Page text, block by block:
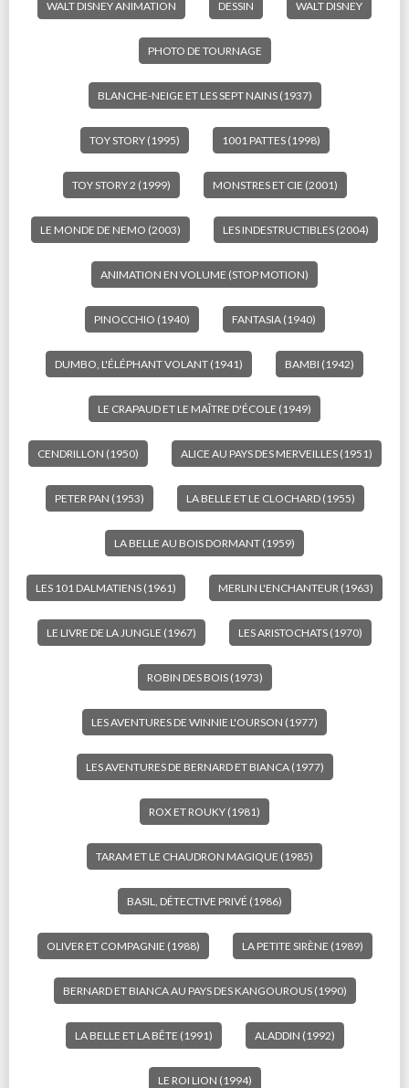
WALT DISNEY ANIMATION DESSIN WALT DISNEY
PHOTO DE TOURNAGE
BLANCHE-NEIGE ET LES SEPT NAINS (1937)
TOY STORY (1995) 1001 PATTES (1998)
TOY STORY 2 (1999) MONSTRES ET CIE (2001)
LE MONDE DE NEMO (2003) LES INDESTRUCTIBLES (2004)
ANIMATION EN VOLUME (STOP MOTION)
PINOCCHIO (1940) FANTASIA (1940)
DUMBO, L'ÉLÉPHANT VOLANT (1941) BAMBI (1942)
LE CRAPAUD ET LE MAÎTRE D'ÉCOLE (1949)
CENDRILLON (1950) ALICE AU PAYS DES MERVEILLES (1951)
PETER PAN (1953) LA BELLE ET LE CLOCHARD (1955)
LA BELLE AU BOIS DORMANT (1959)
LES 101 DALMATIENS (1961) MERLIN L'ENCHANTEUR (1963)
LE LIVRE DE LA JUNGLE (1967) LES ARISTOCHATS (1970)
ROBIN DES BOIS (1973)
LES AVENTURES DE WINNIE L'OURSON (1977)
LES AVENTURES DE BERNARD ET BIANCA (1977)
ROX ET ROUKY (1981)
TARAM ET LE CHAUDRON MAGIQUE (1985)
BASIL, DÉTECTIVE PRIVÉ (1986)
OLIVER ET COMPAGNIE (1988) LA PETITE SIRÈNE (1989)
BERNARD ET BIANCA AU PAYS DES KANGOUROUS (1990)
LA BELLE ET LA BÊTE (1991) ALADDIN (1992)
LE ROI LION (1994)